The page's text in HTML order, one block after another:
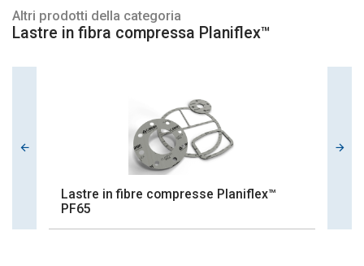
Altri prodotti della categoria
Lastre in fibra compressa Planiflex™
Lastre in fibre compresse Planiflex™
PF65